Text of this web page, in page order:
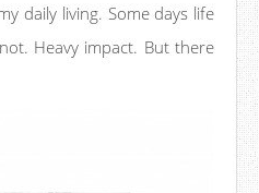
daily living. Some days life
Heavy impact. But there